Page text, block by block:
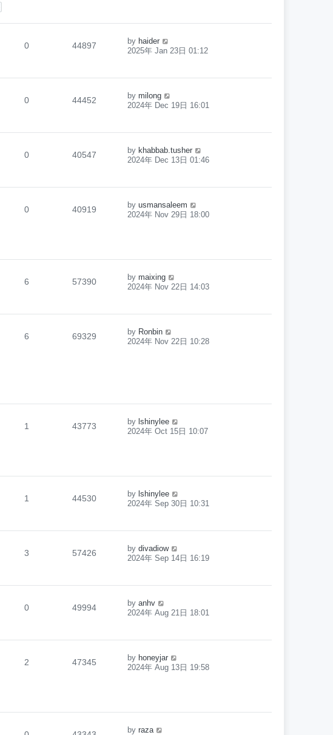
0 44897 by haider
2025年 Jan 23日 01:12
0 44452 by milong
2024年 Dec 19日 16:01
0 40547 by khabbab.tusher
2024年 Dec 13日 01:46
0 40919 by usmansaleem
2024年 Nov 29日 18:00
6 57390 by maixing
2024年 Nov 22日 14:03
6 69329 by Ronbin
2024年 Nov 22日 10:28
1 43773 by lshinylee
2024年 Oct 15日 10:07
1 44530 by lshinylee
2024年 Sep 30日 10:31
3 57426 by divadiow
2024年 Sep 14日 16:19
0 49994 by anhv
2024年 Aug 21日 18:01
2 47345 by honeyjar
2024年 Aug 13日 19:58
by raza